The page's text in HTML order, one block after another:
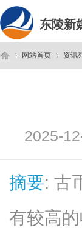
东陵新
网站首页 资讯
2025-
摘要: 古
有较高